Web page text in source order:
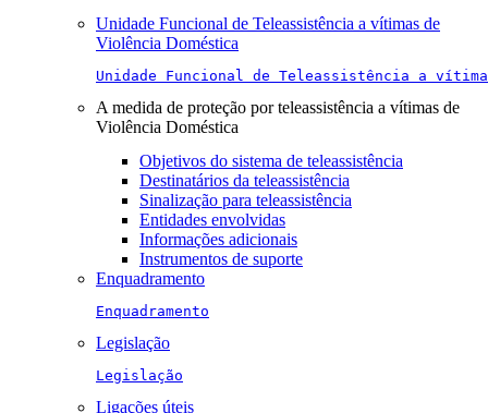
Unidade Funcional de Teleassistência a vítimas de
Violência Doméstica
Unidade Funcional de Teleassistência a
A medida de proteção por teleassistência a vítimas de
Violência Doméstica
Objetivos do sistema de teleassistência
Destinatários da teleassistência
Sinalização para teleassistência
Entidades envolvidas
Informações adicionais
Instrumentos de suporte
Enquadramento
Enquadramento
Legislação
Legislação
Ligações úteis